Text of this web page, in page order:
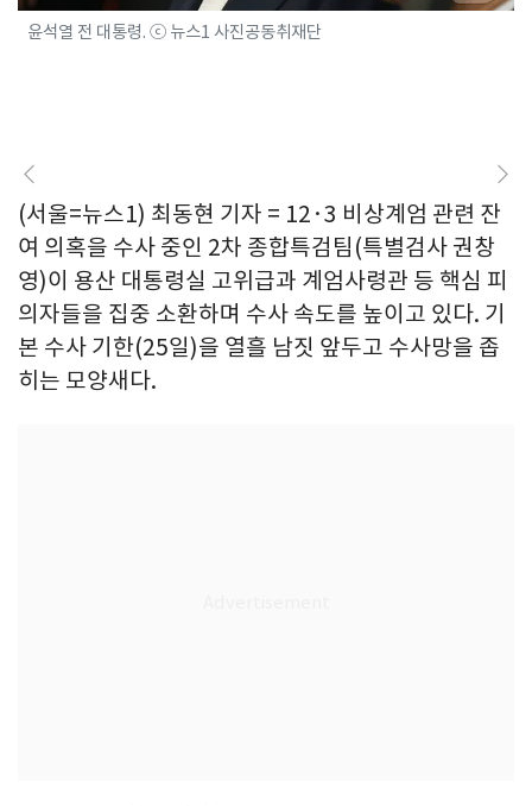
윤석열 전 대통령. ⓒ 뉴스1 사진공동취재단
(서울=뉴스1) 최동현 기자 = 12·3 비상계엄 관련 잔
여 의혹을 수사 중인 2차 종합특검팀(특별검사 권창
영)이 용산 대통령실 고위급과 계엄사령관 등 핵심 피
의자들을 집중 소환하며 수사 속도를 높이고 있다. 기
본 수사 기한(25일)을 열흘 남짓 앞두고 수사망을 좁
히는 모양새다.